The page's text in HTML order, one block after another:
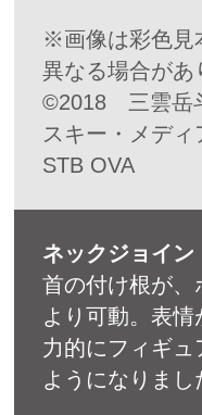
※画像は彩色見
異なる場合があ
©2018 三雲岳
スキー・メデ
STB OVA
ネックジョイン
首の付け根が、
より可動。表
力的にフィギュ
ようになりまし